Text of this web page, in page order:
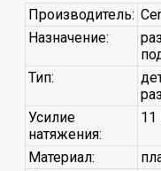
Производитель:
Назначение:
Тип:
Усилие
натяжения:
11
Материал: